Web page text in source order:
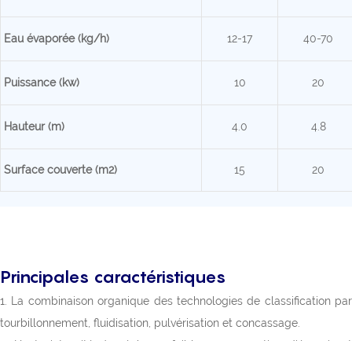
Eau évaporée (kg/h) 12-17 40-70
Puissance (kw) 10 20
Hauteur (m) 4.0 4.8
Surface couverte (m2) 15 20
Principales caractéristiques
1. La combinaison organique des technologies de classification par
tourbillonnement, fluidisation, pulvérisation et concassage.